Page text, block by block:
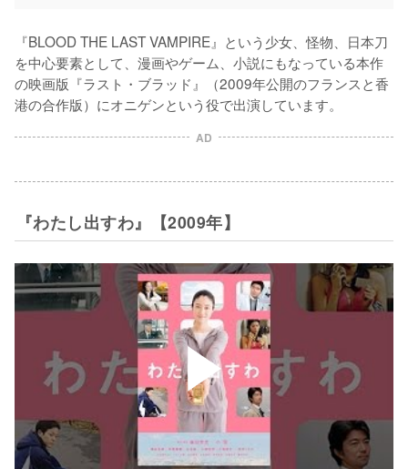
『BLOOD THE LAST VAMPIRE』という少女、怪物、日本刀
を中心要素として、漫画やゲーム、小説にもなっている本作
の映画版『ラスト・ブラッド』（2009年公開のフランスと香
港の合作版）にオニゲンという役で出演しています。
AD
『わたし出すわ』【2009年】